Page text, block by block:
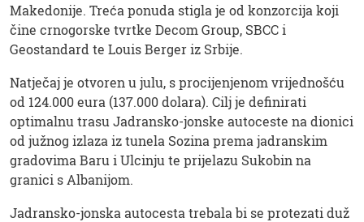
Makedonije. Treća ponuda stigla je od konzorcija koji
čine crnogorske tvrtke Decom Group, SBCC i
Geostandard te Louis Berger iz Srbije.
Natječaj je otvoren u julu, s procijenjenom vrijednošću
od 124.000 eura (137.000 dolara). Cilj je definirati
optimalnu trasu Jadransko-jonske autoceste na dionici
od južnog izlaza iz tunela Sozina prema jadranskim
gradovima Baru i Ulcinju te prijelazu Sukobin na
granici s Albanijom.
Jadransko-jonska autocesta trebala bi se protezati duž